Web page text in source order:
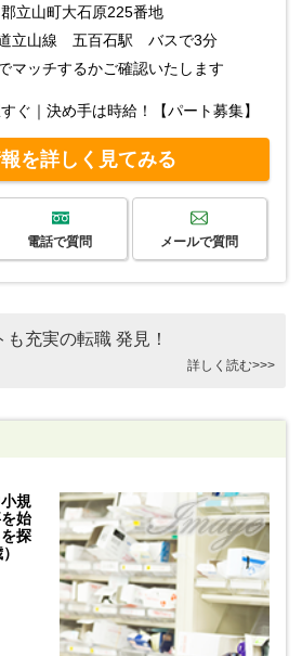
立山町大石原225番地
立山線 五百石駅 バスで3分
マッチするかご確認いたします
ぐ｜決め手は時給！【パート募集】
を詳しく見てみる
電話で質問 メールで質問
充実の転職 発見！
詳しく読む>>>
規
始
探